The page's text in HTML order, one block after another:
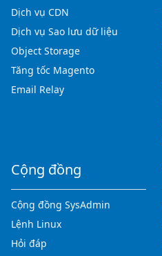
Dịch vụ CDN
Dịch vụ Sao lưu dữ liệu
Object Storage
Tăng tốc Magento
Email Relay
Cộng đồng
Cộng đồng SysAdmin
Lệnh Linux
Hỏi đáp